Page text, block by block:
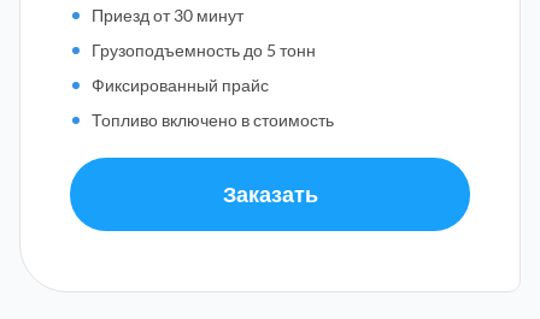
Приезд от 30 минут
Грузоподъемность до 5 тонн
Фиксированный прайс
Топливо включено в стоимость
Заказать